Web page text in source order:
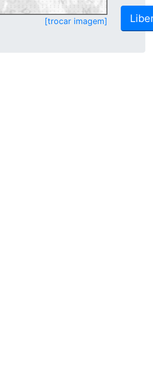
[trocar imagem]